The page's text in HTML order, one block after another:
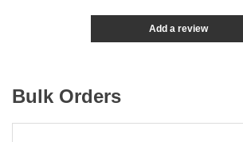
Add a review
Bulk Orders